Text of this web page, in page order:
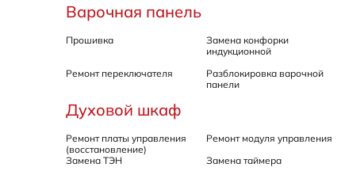
Варочная панель
Прошивка
Замена конфорки
индукционной
Ремонт переключателя
Разблокировка варочной
панели
Духовой шкаф
Ремонт платы управления
(восстановление)
Ремонт модуля управления
Замена ТЭН
Замена таймера